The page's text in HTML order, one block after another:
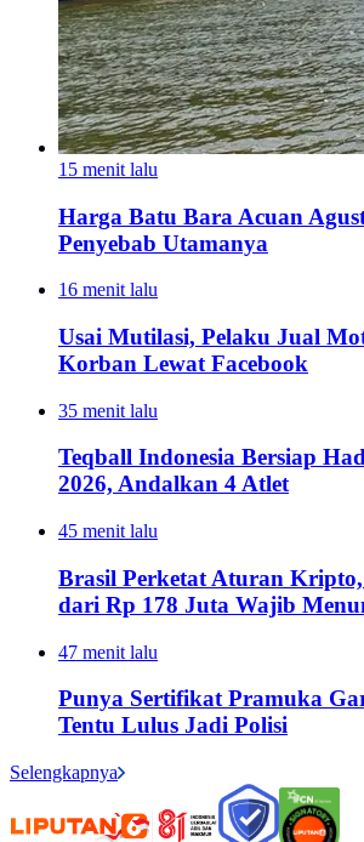
15 menit lalu
Harga Batu Bara Acuan
Penyebab Utamanya
16 menit lalu
Usai Mutilasi, Pelaku Jual
Korban Lewat Facebook
35 menit lalu
Teqball Indonesia Bersiap
2026, Andalkan 4 Atlet
45 menit lalu
Brasil Perketat Aturan
dari Rp 178 Juta Wajib
47 menit lalu
Punya Sertifikat Pramuka
Tentu Lulus Jadi Polisi
Selengkapnya